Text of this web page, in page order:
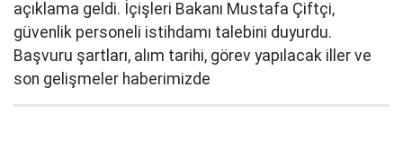
açıklama geldi. İçişleri Bakanı Mustafa Çiftçi,
güvenlik personeli istihdamı talebini duyurdu.
Başvuru şartları, alım tarihi, görev yapılacak iller ve
son gelişmeler haberimizde